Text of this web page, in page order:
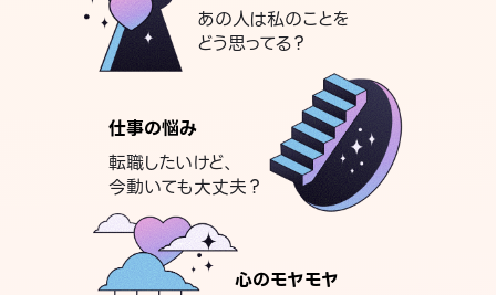
あの人は私のことを
どう思ってる？
仕事の悩み
転職したいけど、
今動いても大丈夫？
心のモヤモヤ